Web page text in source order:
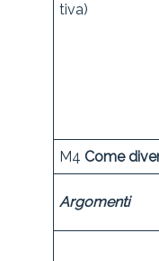
tiva)
M4 Come
Argomenti